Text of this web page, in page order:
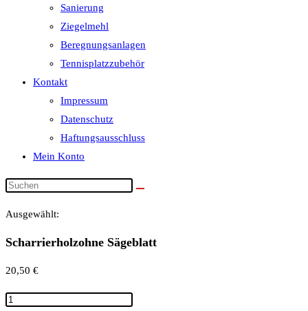
Sanierung
Ziegelmehl
Beregnungsanlagen
Tennisplatzzubehör
Kontakt
Impressum
Datenschutz
Haftungsausschluss
Mein Konto
Ausgewählt:
Scharrierholzohne Sägeblatt
20,50 €
Scharrierholzohne